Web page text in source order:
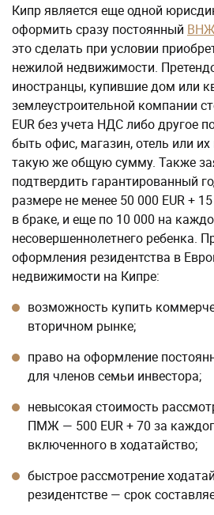
Кипр является еще одной
оформить сразу постоянный ВНЖ
это сделать при условии
нежилой недвижимости.
иностранцы, купившие дом или
землеустроительной компании
EUR без учета НДС либо другое
быть офис, магазин, отель или
такую же общую сумму. Также
подтвердить гарантированный
размере не менее 50 000 EUR +
в браке, и еще по 10 000 на
несовершеннолетнего ребенка.
оформления резидентства в
недвижимости на Кипре:
возможность купить
вторичном рынке;
право на оформление
для членов семьи инвестора;
невысокая стоимость
ПМЖ — 500 EUR + 70 за
включенного в ходатайство;
быстрое рассмотрение
резидентстве — срок